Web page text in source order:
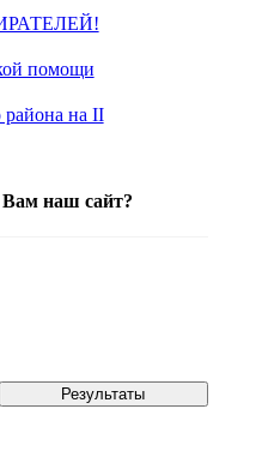
помощи
района на II
наш сайт?